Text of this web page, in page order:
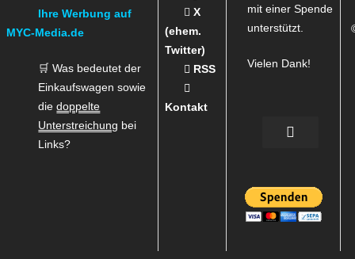
Ihre Werbung auf
MYC-Media.de
🛒 Was bedeutet der
Einkaufswagen sowie
diedoppelte
Unterstreichung bei
Links?
X
(ehem.
Twitter)
RSS
Kontakt
mit einer Spende
unterstützt.
Vielen Dank!